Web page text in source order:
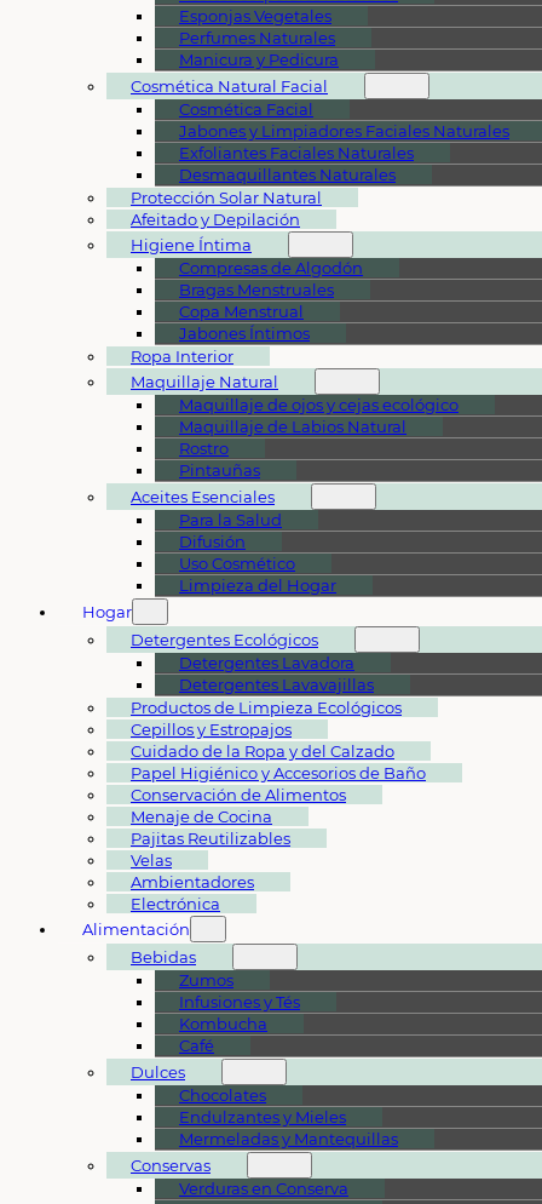
Esponjas Vegetales
Perfumes Naturales
Manicura y Pedicura
Cosmética Natural Facial
Cosmética Facial
Jabones y Limpiadores Faciales Naturales
Exfoliantes Faciales Naturales
Desmaquillantes Naturales
Protección Solar Natural
Afeitado y Depilación
Higiene Íntima
Compresas de Algodón
Bragas Menstruales
Copa Menstrual
Jabones Íntimos
Ropa Interior
Maquillaje Natural
Maquillaje de ojos y cejas ecológico
Maquillaje de Labios Natural
Rostro
Pintauñas
Aceites Esenciales
Para la Salud
Difusión
Uso Cosmético
Limpieza del Hogar
Hogar
Detergentes Ecológicos
Detergentes Lavadora
Detergentes Lavavajillas
Productos de Limpieza Ecológicos
Cepillos y Estropajos
Cuidado de la Ropa y del Calzado
Papel Higiénico y Accesorios de Baño
Conservación de Alimentos
Menaje de Cocina
Pajitas Reutilizables
Velas
Ambientadores
Electrónica
Alimentación
Bebidas
Zumos
Infusiones y Tés
Kombucha
Café
Dulces
Chocolates
Endulzantes y Mieles
Mermeladas y Mantequillas
Conservas
Verduras en Conserva